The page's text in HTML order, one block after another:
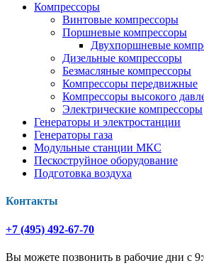
Компрессоры
Винтовые компрессоры
Поршневые компрессоры
Двухпоршневые
Дизельные компрессоры
Безмасляные компрессоры
Компрессоры передвижные
Компрессоры высокого
Электрические компрессоры
Генераторы и электростанции
Генераторы газа
Модульные станции МКС
Пескоструйное оборудование
Подготовка воздуха
Контакты
+7 (495) 492-67-70
Вы можете позвонить в рабочие дни с